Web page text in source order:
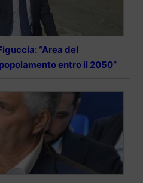
“Area del
entro il 2050”